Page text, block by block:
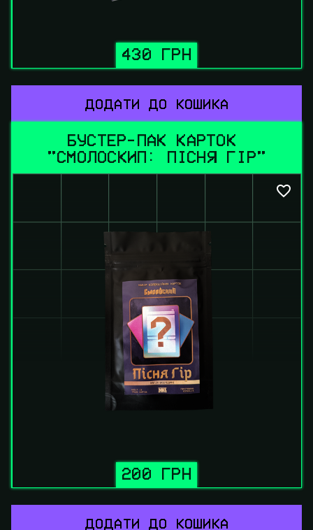
430 ГРН
ДОДАТИ ДО КОШИКА
БУСТЕР-ПАК КАРТОК
"СМОЛОСКИП: ПІСНЯ ГІР"
200 ГРН
ДОДАТИ ДО КОШИКА